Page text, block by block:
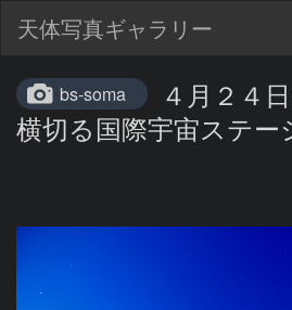
天体写真ギャラリー
bs-soma
４月２４
横切る国際宇宙ステー